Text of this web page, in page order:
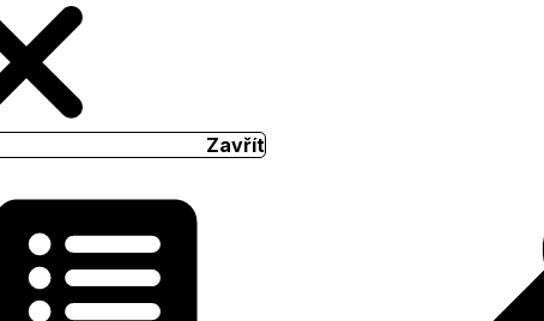
Zavřít